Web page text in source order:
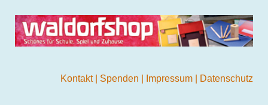
Kontakt Spenden Impressum Datenschutz